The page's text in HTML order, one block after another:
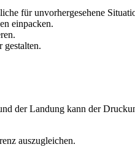
für unvorhergesehene
einpacken.
gestalten.
der Landung kann der
auszugleichen.